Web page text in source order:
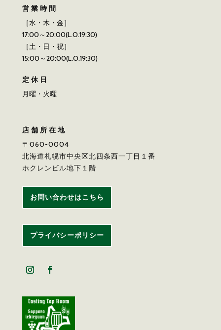
営業時間
［水・木・金］
17:00～20:00(L.O.19:30)
［土・日・祝］
15:00～20:00(L.O.19:30)
定休日
月曜・火曜
店舗所在地
〒060-0004
北海道札幌市中央区北四条西一丁目１番
ホクレンビル地下１階
お問い合わせはこちら
プライバシーポリシー